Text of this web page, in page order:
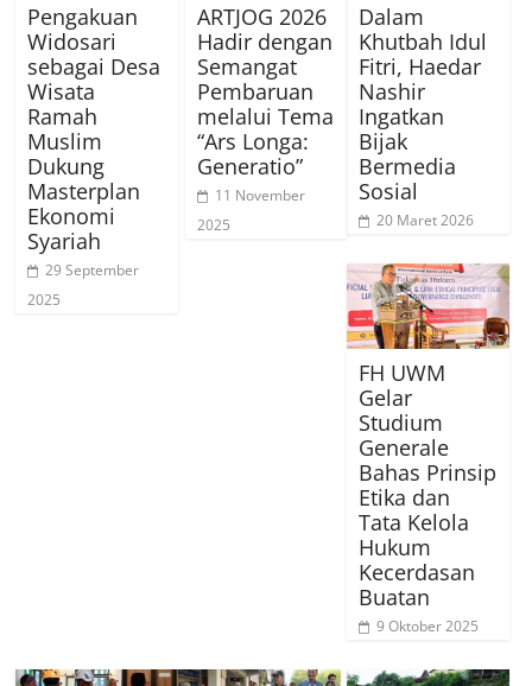
Pengakuan
Widosari
sebagai Desa
Wisata
Ramah
Muslim
Dukung
Masterplan
Ekonomi
Syariah
29 September
2025
ARTJOG 2026
Hadir dengan
Semangat
Pembaruan
melalui Tema
“Ars Longa:
Generatio”
11 November
2025
Dalam
Khutbah Idul
Fitri, Haedar
Nashir
Ingatkan
Bijak
Bermedia
Sosial
20 Maret 2026
FH UWM
Gelar
Studium
Generale
Bahas Prinsip
Etika dan
Tata Kelola
Hukum
Kecerdasan
Buatan
9 Oktober 2025